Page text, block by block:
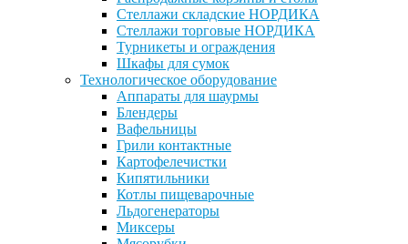
Стеллажи складские НОРДИКА
Стеллажи торговые НОРДИКА
Турникеты и ограждения
Шкафы для сумок
Технологическое оборудование
Аппараты для шаурмы
Блендеры
Вафельницы
Грили контактные
Картофелечистки
Кипятильники
Котлы пищеварочные
Льдогенераторы
Миксеры